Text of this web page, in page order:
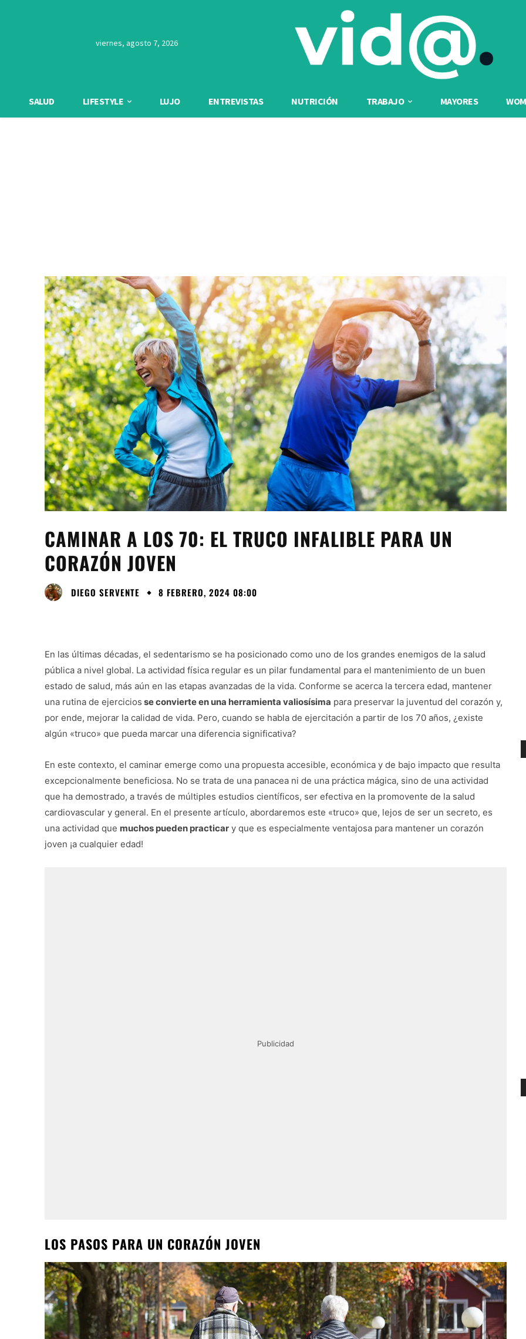
viernes, agosto 7, 2026
SALUD LIFESTYLE LUJO ENTREVISTAS NUTRICIÓN TRABAJO MAYORES
CAMINAR A LOS 70: EL TRUCO INFALIBLE PARA UN
CORAZÓN JOVEN
DIEGO SERVENTE 8 FEBRERO, 2024 08:00
En las últimas décadas, el sedentarismo se ha posicionado como uno de los grandes enemigos de la salud
pública a nivel global. La actividad física regular es un pilar fundamental para el mantenimiento de un buen
estado de salud, más aún en las etapas avanzadas de la vida. Conforme se acerca la tercera edad, mantener
una rutina de ejercicios se convierte en una herramienta valiosísima para preservar la juventud del corazón y,
por ende, mejorar la calidad de vida. Pero, cuando se habla de ejercitación a partir de los 70 años, ¿existe
algún «truco» que pueda marcar una diferencia significativa?
En este contexto, el caminar emerge como una propuesta accesible, económica y de bajo impacto que resulta
excepcionalmente beneficiosa. No se trata de una panacea ni de una práctica mágica, sino de una actividad
que ha demostrado, a través de múltiples estudios científicos, ser efectiva en la promovente de la salud
cardiovascular y general. En el presente artículo, abordaremos este «truco» que, lejos de ser un secreto, es
una actividad que muchos pueden practicar y que es especialmente ventajosa para mantener un corazón
joven ¡a cualquier edad!
Publicidad
LOS PASOS PARA UN CORAZÓN JOVEN